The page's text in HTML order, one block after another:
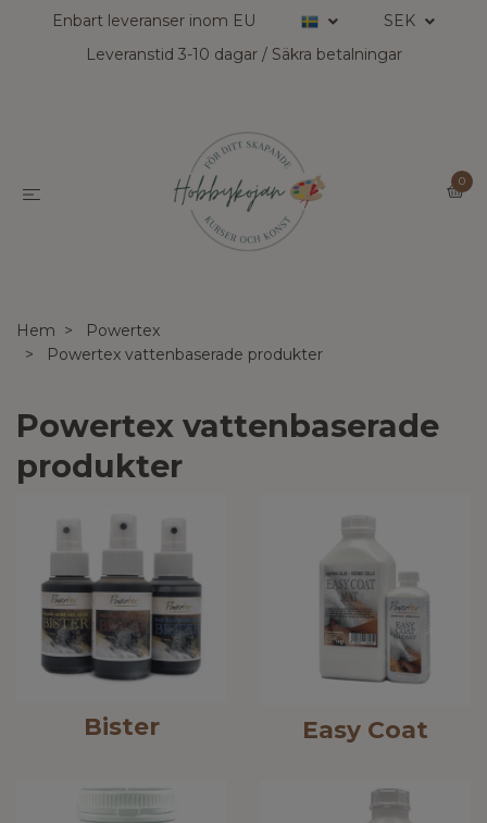
Enbart leveranser inom EU
SEK
Leveranstid 3-10 dagar / Säkra betalningar
0
Hem
Powertex
Powertex vattenbaserade produkter
Powertex vattenbaserade
produkter
Bister Easy Coat